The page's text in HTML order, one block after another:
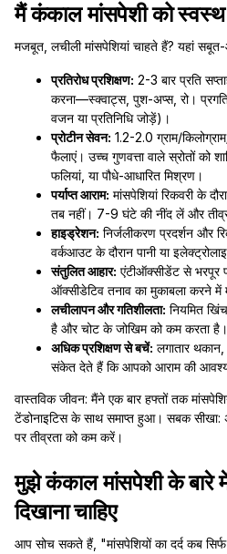
मैं कंकाल मांसपेशी को
मजबूत, लचीली मांसपेशियां चाहते हैं? यहां
प्रतिरोध प्रशिक्षण: 2-3 बार प्रति
करना—स्क्वाट्स, पुश-अप्स, रो।
वजन या प्रतिनिधि जोड़ें)।
प्रोटीन सेवन: 1.2-2.0 ग्राम/
फैलाएं। उच्च गुणवत्ता वाले स्रोतों को
फलियां, या पौधे-आधारित मिश्रण।
पर्याप्त आराम: मांसपेशियां रिकवरी के
तब नहीं। 7-9 घंटे की नींद लें और
हाइड्रेशन: निर्जलीकरण प्रदर्शन और
वर्कआउट के दौरान पानी या
संतुलित आहार: एंटीऑक्सीडेंट से भरपूर
ऑक्सीडेटिव तनाव का मुकाबला करने में
लचीलापन और गतिशीलता: नियमित
है और चोट के जोखिम को कम करता है।
अधिक प्रशिक्षण से बचें: लगातार थकान,
संकेत देते हैं कि आपको आराम की
वास्तविक जीवन: मैंने एक बार हफ्तों तक
टेंडोनाइटिस के साथ समाप्त हुआ। सबक
पर तीव्रता को कम करें।
मुझे कंकाल मांसपेशी के बारे
दिखाना चाहिए
आप सोच सकते हैं, "मांसपेशियों का दर्द कब